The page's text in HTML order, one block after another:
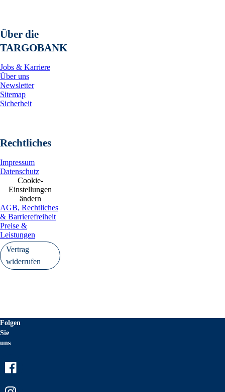
Über die
TARGOBANK
Jobs & Karriere
Über uns
Newsletter
Sitemap
Sicherheit
Rechtliches
Impressum
Datenschutz
Cookie-
Einstellungen
ändern
AGB, Rechtliches
& Barrierefreiheit
Preise &
Leistungen
Vertrag
widerrufen
Folgen
Sie
uns